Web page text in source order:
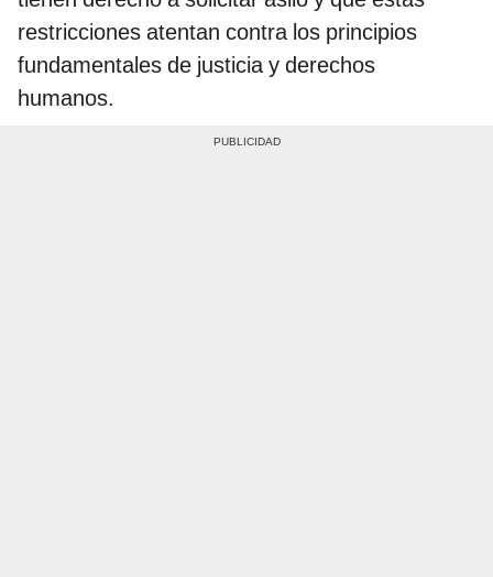
restricciones atentan contra los principios
fundamentales de justicia y derechos
humanos.